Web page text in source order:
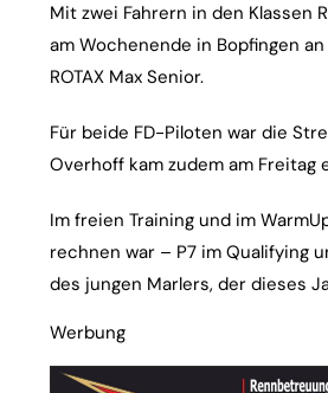
Mit zwei Fahrern in den Klassen
am Wochenende in Bopfingen
ROTAX Max Senior.
Für beide FD-Piloten war die
Overhoff kam zudem am Freitag
Im freien Training und im
rechnen war – P7 im Qualifying
des jungen Marlers, der dieses
Werbung